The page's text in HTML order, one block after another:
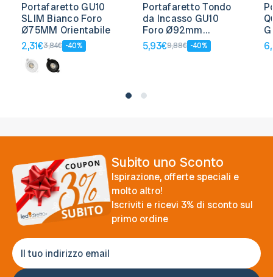
Portafaretto GU10
SLIM Bianco Foro
Ø75MM Orientabile
2,31€3,84€ -40%
Portafaretto Tondo
da Incasso GU10
Foro Ø92mm
Orientabile
5,93€9,88€ -40%
Subito uno Sconto
Ispirazione, offerte speciali e
molto altro!
Iscriviti e ricevi 3% di sconto sul
primo ordine